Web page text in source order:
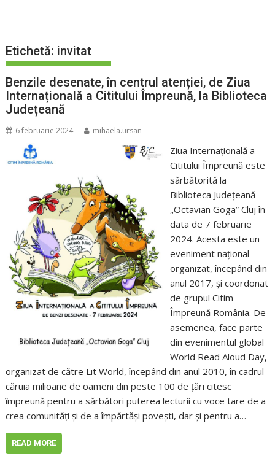
Etichetă: invitat
Benzile desenate, în centrul atenției, de Ziua
Internațională a Cititului Împreună, la Biblioteca
Județeană
6 februarie 2024 mihaela.ursan
Ziua Internațională a
Cititului Împreună este
sărbătorită la
Biblioteca Județeană
„Octavian Goga” Cluj în
data de 7 februarie
2024. Acesta este un
eveniment național
organizat, începând din
anul 2017, și coordonat
de grupul Citim
Împreună România. De
asemenea, face parte
din evenimentul global
World Read Aloud Day,
organizat de către Lit World, începând din anul 2010, în cadrul
căruia milioane de oameni din peste 100 de țări citesc
împreună pentru a sărbători puterea lecturii cu voce tare de a
crea comunități și de a împărtăși povești, dar și pentru a…
READ MORE